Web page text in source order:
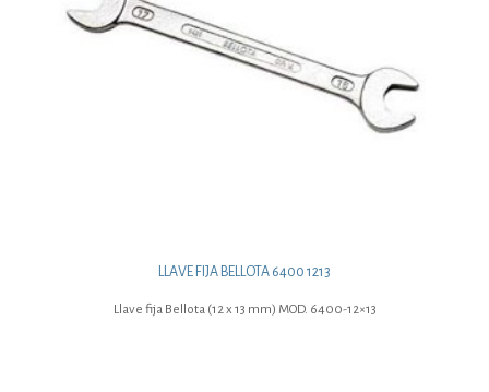
LLAVE FIJA BELLOTA 6400 1213
Llave fija Bellota (12 x 13 mm) MOD. 6400-12×13